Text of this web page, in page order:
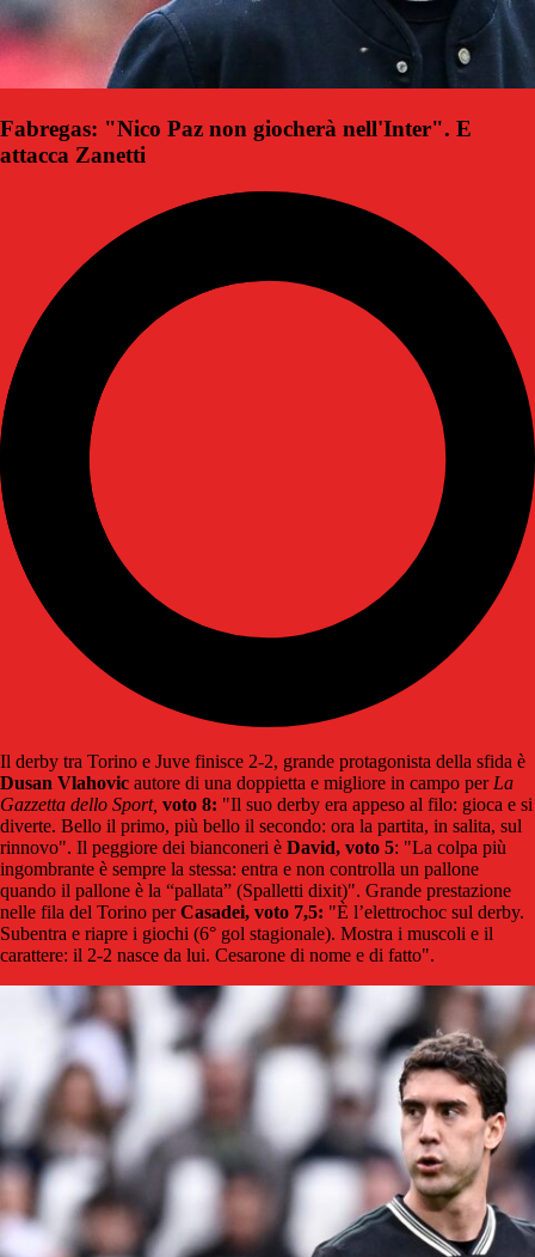
Fabregas: "Nico Paz non giocherà nell'Inter". E
attacca Zanetti
Il derby tra Torino e Juve finisce 2-2, grande protagonista della sfida è
Dusan Vlahovic autore di una doppietta e migliore in campo per La
Gazzetta dello Sport, voto 8: "Il suo derby era appeso al filo: gioca e si
diverte. Bello il primo, più bello il secondo: ora la partita, in salita, sul
rinnovo". Il peggiore dei bianconeri è David, voto 5: "La colpa più
ingombrante è sempre la stessa: entra e non controlla un pallone
quando il pallone è la “pallata” (Spalletti dixit)". Grande prestazione
nelle fila del Torino perCasadei, voto 7,5: "È l’elettrochoc sul derby.
Subentra e riapre i giochi (6° gol stagionale). Mostra i muscoli e il
carattere: il 2-2 nasce da lui. Cesarone di nome e di fatto".